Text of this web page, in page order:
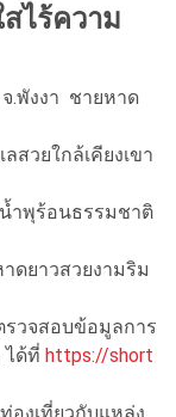
ไร้ความ
.พังงา ชายหาด
สวยใกล้เคียงเขา
ำพุร้อนธรรมชาติ
ดยาวสวยงามริม
วจสอบข้อมูลการ
ได้ที่ https://short